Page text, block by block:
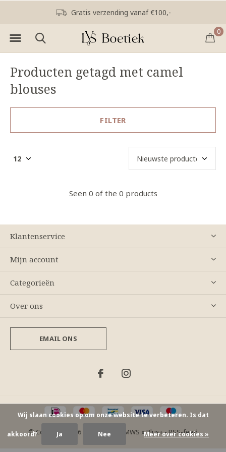
0
Gratis verzending vanaf €100,-
Producten getagd met camel
blouses
FILTER
Seen 0 of the 0 products
Klantenservice
Mijn account
Categorieën
Over ons
EMAIL ONS
© Copyright 2026 - Theme By DMWS xPlus+-RSS-feed
Wij slaan cookies op om onze website te verbeteren. Is dat
akkoord? Ja Nee Meer over cookies »